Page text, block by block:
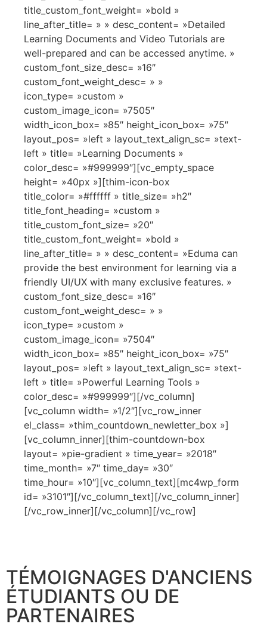
title_custom_font_weight= »bold »
line_after_title= » » desc_content= »Detailed
Learning Documents and Video Tutorials are
well-prepared and can be accessed anytime. »
custom_font_size_desc= »16″
custom_font_weight_desc= » »
icon_type= »custom »
custom_image_icon= »7505″
width_icon_box= »85″ height_icon_box= »75″
layout_pos= »left » layout_text_align_sc= »text-
left » title= »Learning Documents »
color_desc= »#999999″][vc_empty_space
height= »40px »][thim-icon-box
title_color= »#ffffff » title_size= »h2″
title_font_heading= »custom »
title_custom_font_size= »20″
title_custom_font_weight= »bold »
line_after_title= » » desc_content= »Eduma can
provide the best environment for learning via a
friendly UI/UX with many exclusive features. »
custom_font_size_desc= »16″
custom_font_weight_desc= » »
icon_type= »custom »
custom_image_icon= »7504″
width_icon_box= »85″ height_icon_box= »75″
layout_pos= »left » layout_text_align_sc= »text-
left » title= »Powerful Learning Tools »
color_desc= »#999999″][/vc_column]
[vc_column width= »1/2″][vc_row_inner
el_class= »thim_countdown_newletter_box »]
[vc_column_inner][thim-countdown-box
layout= »pie-gradient » time_year= »2018″
time_month= »7″ time_day= »30″
time_hour= »10″][vc_column_text][mc4wp_form
id= »3101″][/vc_column_text][/vc_column_inner]
[/vc_row_inner][/vc_column][/vc_row]
TÉMOIGNAGES D'ANCIENS
ÉTUDIANTS OU DE
PARTENAIRES